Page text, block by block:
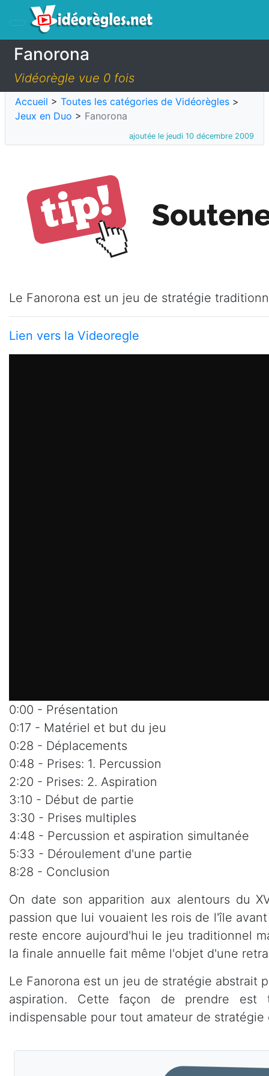
Fanorona
Vidéorègle vue 0 fois
Accueil > Toutes les catégories de Vidéorègles >
Jeux en Duo > Fanorona
ajoutée le jeudi 10 décembre 2009
Le Fanorona est un jeu de stratégie
Lien vers la Videoregle
0:00 - Présentation
0:17 - Matériel et but du jeu
0:28 - Déplacements
0:48 - Prises: 1. Percussion
2:20 - Prises: 2. Aspiration
3:10 - Début de partie
3:30 - Prises multiples
4:48 - Percussion et aspiration simultanée
5:33 - Déroulement d'une partie
8:28 - Conclusion
On date son apparition aux alentours du
passion que lui vouaient les rois de l'île
reste encore aujourd'hui le jeu traditionnel
la finale annuelle fait même l'objet d'une
Le Fanorona est un jeu de stratégie abstrait
aspiration. Cette façon de prendre est
indispensable pour tout amateur de stratégie